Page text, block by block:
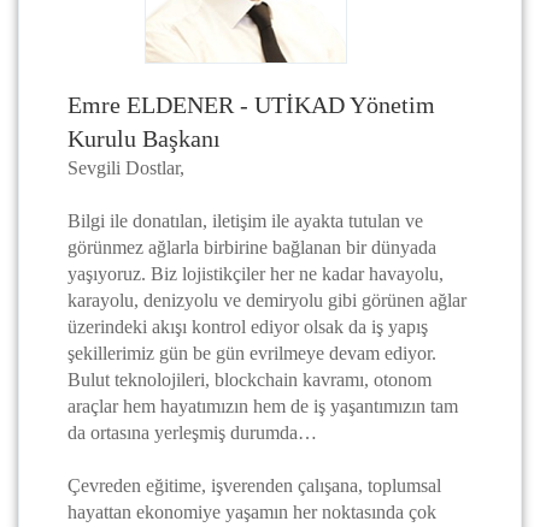
Emre ELDENER - UTİKAD Yönetim
Kurulu Başkanı
Sevgili Dostlar,
Bilgi ile donatılan, iletişim ile ayakta tutulan ve
görünmez ağlarla birbirine bağlanan bir dünyada
yaşıyoruz. Biz lojistikçiler her ne kadar havayolu,
karayolu, denizyolu ve demiryolu gibi görünen ağlar
üzerindeki akışı kontrol ediyor olsak da iş yapış
şekillerimiz gün be gün evrilmeye devam ediyor.
Bulut teknolojileri, blockchain kavramı, otonom
araçlar hem hayatımızın hem de iş yaşantımızın tam
da ortasına yerleşmiş durumda…
Çevreden eğitime, işverenden çalışana, toplumsal
hayattan ekonomiye yaşamın her noktasında çok